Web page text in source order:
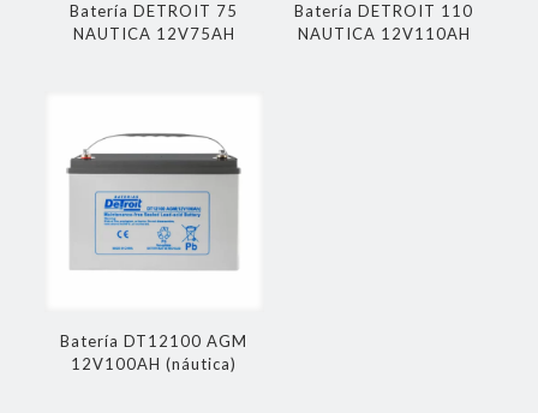
Batería DETROIT 75
NAUTICA 12V75AH
Batería DETROIT 110
NAUTICA 12V110AH
Batería DT12100 AGM
12V100AH (náutica)